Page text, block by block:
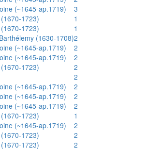
(~1645-ap.1719)
3
1723)
1
1723)
1
(1630-1708)2
(~1645-ap.1719)
2
(~1645-ap.1719)
2
1723)
2
2
(~1645-ap.1719)
2
(~1645-ap.1719)
2
(~1645-ap.1719)
2
1723)
1
(~1645-ap.1719)
2
1723)
2
1723)
2